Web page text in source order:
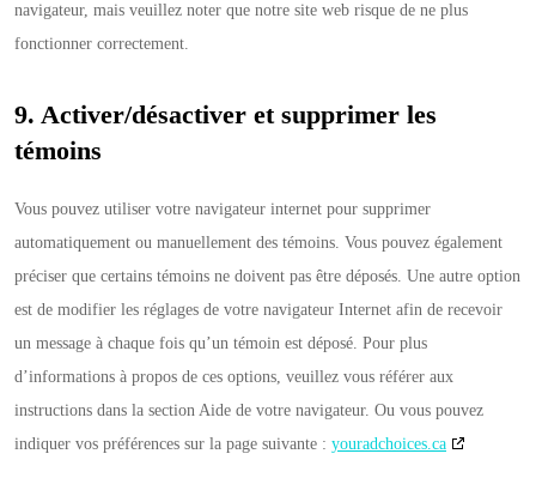
navigateur, mais veuillez noter que notre site web risque de ne plus
fonctionner correctement.
9. Activer/désactiver et supprimer les
témoins
Vous pouvez utiliser votre navigateur internet pour supprimer
automatiquement ou manuellement des témoins. Vous pouvez également
préciser que certains témoins ne doivent pas être déposés. Une autre option
est de modifier les réglages de votre navigateur Internet afin de recevoir
un message à chaque fois qu’un témoin est déposé. Pour plus
d’informations à propos de ces options, veuillez vous référer aux
instructions dans la section Aide de votre navigateur. Ou vous pouvez
indiquer vos préférences sur la page suivante : youradchoices.ca